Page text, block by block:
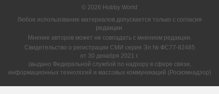
© 2026 Hobby World
Любое использование материалов допускается только с согласия
редакции.
Мнение авторов может не совпадать с мнением редакции.
Свидетельство о регистрации СМИ серия Эл № ФС77-82485
от 30 декабря 2021 г.
(выдано Федеральной службой по надзору в сфере связи,
информационных технологий и массовых коммуникаций (Роскомнадзор)